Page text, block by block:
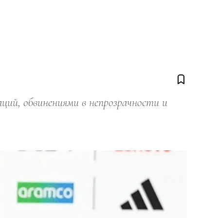
обвинениями в непрозрачности и